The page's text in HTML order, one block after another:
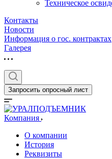
Техническое
Контакты
Новости
Информация о гос. контрактах
Галерея
Запросить опросный лист
Компания
О компании
История
Реквизиты